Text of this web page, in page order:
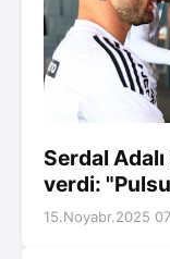
Serdal
verdi:
15.Noyabr.2025